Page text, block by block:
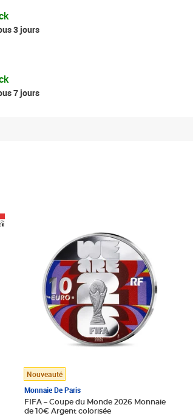
3 jours
7 jours
Nouveauté
Monnaie De Paris
FIFA – Coupe du Monde 2026 Monnaie
de 10€ Argent colorisée